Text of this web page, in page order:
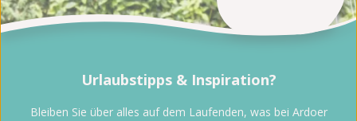
Urlaubstipps & Inspiration?
Bleiben Sie über alles auf dem Laufenden, was bei Ardoer